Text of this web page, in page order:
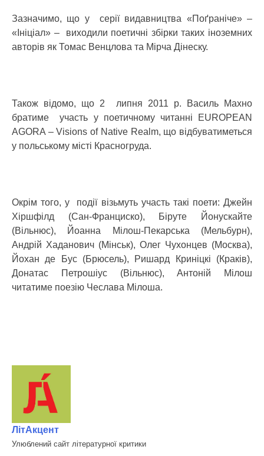
Зазначимо, що у серії видавництва «Поґраніче» –
«Ініціал» – виходили поетичні збірки таких іноземних
авторів як Томас Венцлова та Мірча Дінеску.
Також відомо, що 2 липня 2011 р. Василь Махно
братиме участь у поетичному читанні EUROPEAN
AGORA – Visions of Native Realm, що відбуватиметься
у польському місті Красногруда.
Окрім того, у події візьмуть участь такі поети: Джейн
Хіршфілд (Сан-Франциско), Біруте Йонускайте
(Вільнюс), Йоанна Мілош-Пекарська (Мельбурн),
Андрій Хаданович (Мінськ), Олег Чухонцев (Москва),
Йохан де Бус (Брюсель), Ришард Криніцкі (Краків),
Донатас Петрошіус (Вільнюс), Антоній Мілош
читатиме поезію Чеслава Мілоша.
ЛітАкцент
Улюблений сайт літературної критики